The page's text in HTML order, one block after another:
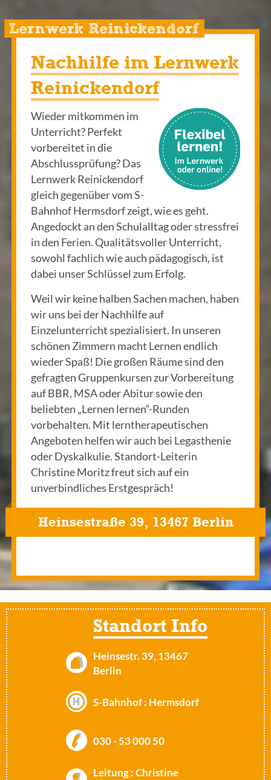
Lernwerk Reinickendorf
Nachhilfe im Lernwerk
Reinickendorf
Wieder mitkommen im
Unterricht? Perfekt
vorbereitet in die
Abschlussprüfung? Das
Lernwerk Reinickendorf
gleich gegenüber vom S-
Bahnhof Hermsdorf zeigt, wie es geht.
Angedockt an den Schulalltag oder stressfrei
in den Ferien. Qualitätsvoller Unterricht,
sowohl fachlich wie auch pädagogisch, ist
dabei unser Schlüssel zum Erfolg.
Weil wir keine halben Sachen machen, haben
wir uns bei der Nachhilfe auf
Einzelunterricht spezialisiert. In unseren
schönen Zimmern macht Lernen endlich
wieder Spaß! Die großen Räume sind den
gefragten Gruppenkursen zur Vorbereitung
auf BBR, MSA oder Abitur sowie den
beliebten „Lernen lernen“-Runden
vorbehalten. Mit lerntherapeutischen
Angeboten helfen wir auch bei Legasthenie
oder Dyskalkulie. Standort-Leiterin
Christine Moritz freut sich auf ein
unverbindliches Erstgespräch!
Heinsestraße 39, 13467 Berlin
Standort Info
Heinsestr. 39, 13467
Berlin
S-Bahnhof : Hermsdorf
030 - 53 000 50
Leitung : Christine